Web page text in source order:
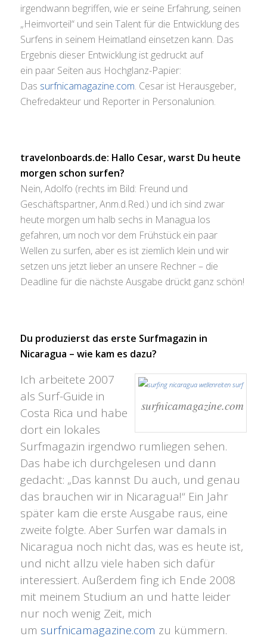
irgendwann begriffen, wie er seine Erfahrung, seinen
„Heimvorteil“ und sein Talent für die Entwicklung des
Surfens in seinem Heimatland einsetzen kann. Das
Ergebnis dieser Entwicklung ist gedruckt auf
ein paar Seiten aus Hochglanz-Papier:
Das surfnicamagazine.com. Cesar ist Herausgeber,
Chefredakteur und Reporter in Personalunion.
travelonboards.de: Hallo Cesar, warst Du heute
morgen schon surfen?
Nein, Adolfo (rechts im Bild: Freund und
Geschäftspartner, Anm.d.Red.) und ich sind zwar
heute morgen um halb sechs in Managua los
gefahren, um noch vor dem Frühstück ein paar
Wellen zu surfen, aber es ist ziemlich klein und wir
setzen uns jetzt lieber an unsere Rechner – die
Deadline für die nächste Ausgabe drückt ganz schön!
Du produzierst das erste Surfmagazin in
Nicaragua – wie kam es dazu?
surfnicamagazine.com
Ich arbeitete 2007
als Surf-Guide in
Costa Rica und habe
dort ein lokales
Surfmagazin irgendwo rumliegen sehen.
Das habe ich durchgelesen und dann
gedacht: „Das kannst Du auch, und genau
das brauchen wir in Nicaragua!“ Ein Jahr
später kam die erste Ausgabe raus, eine
zweite folgte. Aber Surfen war damals in
Nicaragua noch nicht das, was es heute ist,
und nicht allzu viele haben sich dafür
interessiert. Außerdem fing ich Ende 2008
mit meinem Studium an und hatte leider
nur noch wenig Zeit, mich
um surfnicamagazine.com zu kümmern.